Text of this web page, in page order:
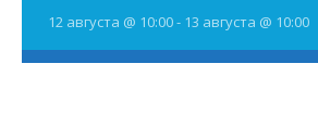
12 августа @ 10:00- 13 августа @ 10:00